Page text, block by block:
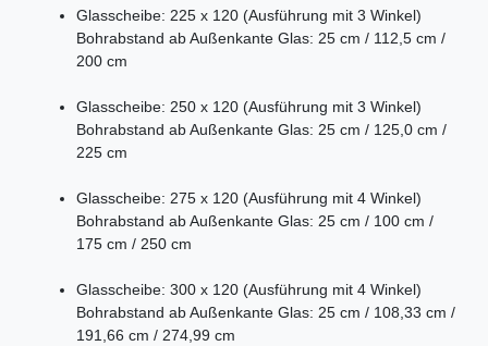
Glasscheibe: 225 x 120 (Ausführung mit 3 Winkel)
Bohrabstand ab Außenkante Glas: 25 cm / 112,5 cm /
200 cm
Glasscheibe: 250 x 120 (Ausführung mit 3 Winkel)
Bohrabstand ab Außenkante Glas: 25 cm / 125,0 cm /
225 cm
Glasscheibe: 275 x 120 (Ausführung mit 4 Winkel)
Bohrabstand ab Außenkante Glas: 25 cm / 100 cm /
175 cm / 250 cm
Glasscheibe: 300 x 120 (Ausführung mit 4 Winkel)
Bohrabstand ab Außenkante Glas: 25 cm / 108,33 cm /
191,66 cm / 274,99 cm